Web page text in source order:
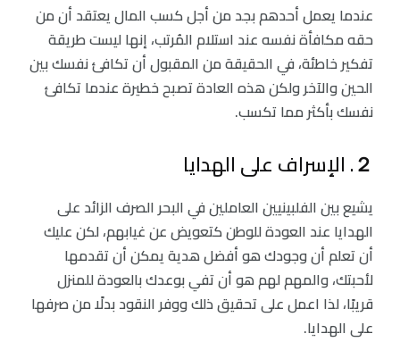
عندما يعمل أحدهم بجد من أجل كسب المال يعتقد أن من
حقه مكافأة نفسه عند استلام المُرتب، إنها ليست طريقة
تفكير خاطئة، في الحقيقة من المقبول أن تكافئ نفسك بين
الحين والآخر ولكن هذه العادة تصبح خطيرة عندما تكافئ
نفسك بأكثر مما تكسب.
２. الإسراف على الهدايا
يشيع بين الفلبينيين العاملين في البحر الصرف الزائد على
الهدايا عند العودة للوطن كتعويض عن غيابهم، لكن عليك
أن تعلم أن وجودك هو أفضل هدية يمكن أن تقدمها
لأحبتك، والمهم لهم هو أن تفي بوعدك بالعودة للمنزل
قريبًا، لذا اعمل على تحقيق ذلك ووفر النقود بدلًا من صرفها
على الهدايا.